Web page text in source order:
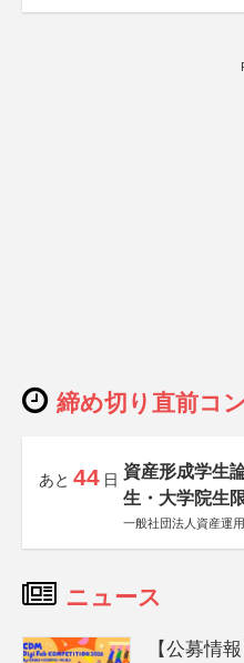
締め切り直前コ
あと 44 日 資産形成学生
生・大学院生限
一般社団法人資産運
ニュース
【公募情